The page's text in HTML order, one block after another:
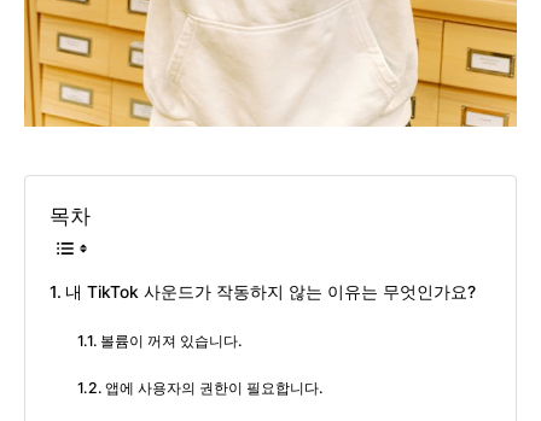
목차
내 TikTok 사운드가 작동하지 않는 이유는 무엇인가요?
볼륨이 꺼져 있습니다.
앱에 사용자의 권한이 필요합니다.